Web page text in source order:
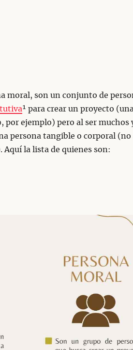
moral, son un conjunto de
¹ para crear un proyecto (una
por ejemplo) pero al ser muchos
persona tangible o corporal (no
Aquí la lista de quienes son: